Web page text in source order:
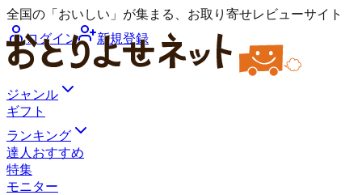
全国の「おいしい」が集まる、お取り寄せレビューサイト
ログイン
新規登録
ジャンル
ギフト
ランキング
達人おすすめ
特集
モニター